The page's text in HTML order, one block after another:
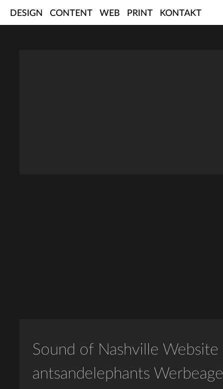
DESIGN CONTENT WEB PRINT KONTAKT
Sound of Nashville Website
antsandelephants